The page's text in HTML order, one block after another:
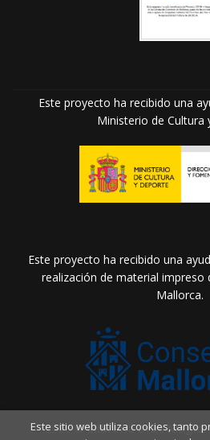
Este proyecto ha recibido una
Ministerio de Cultura
Este proyecto ha recibido una
realización de material impreso
Mallorca.
2026 ©Llibreria Drac Màgic.
Este sitio web utiliza cookies, tanto